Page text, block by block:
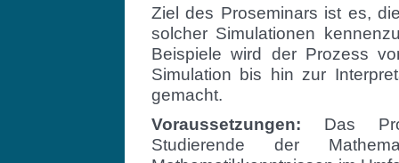
Ziel des Proseminars ist es,
solcher Simulationen
Beispiele wird der Prozess
Simulation bis hin zur
gemacht.
Voraussetzungen: Das
Studierende der